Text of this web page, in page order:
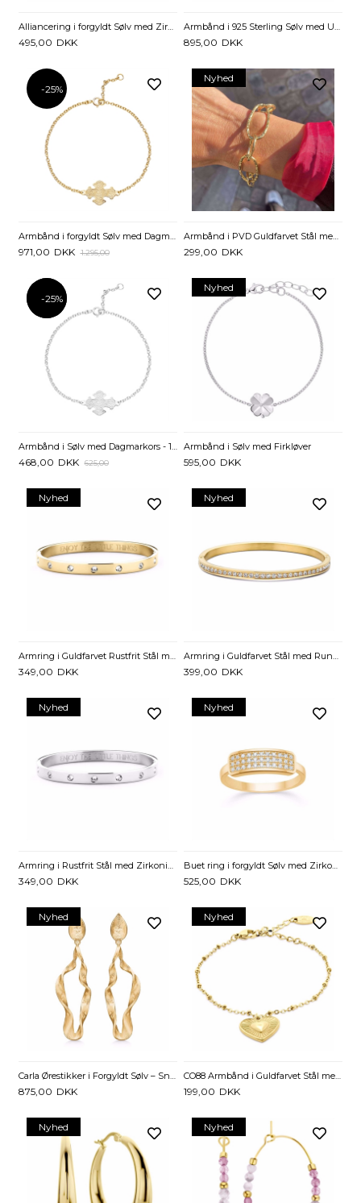
Alliancering i forgyldt Sølv med Zirkonia
495,00 DKK
Armbånd i 925 Sterling Sølv med Uendelighedstegn Gravering
895,00 DKK
-25%
Armbånd i forgyldt Sølv med Dagmarkors - 17 og 19 cm
971,00 DKK 1.295,00
Nyhed
Armbånd i PVD Guldfarvet Stål med Rustik Kædeled - 20,5 til 23,5 cm
299,00 DKK
-25%
-25%
468,00 DKK 625,00
Nyhed
Armbånd i Sølv med Firkløver
595,00 DKK
Nyhed
Armring i Guldfarvet Rustfrit Stål med Zirkonia - 6 mm
349,00 DKK
Nyhed
Armring i Guldfarvet Stål med Runde Zirkonia
399,00 DKK
Nyhed
Armring i Rustfrit Stål med Zirkonia og Indgravering - 6 mm
349,00 DKK
Nyhed
Buet ring i forgyldt Sølv med Zirkonia
525,00 DKK
Nyhed
875,00 DKK
Nyhed
199,00 DKK
Nyhed Nyhed